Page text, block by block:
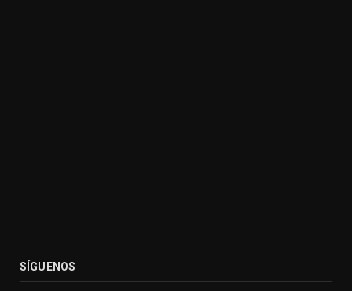
SÍGUENOS